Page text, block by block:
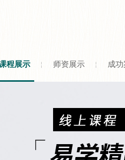
程展示 师资展示 成功